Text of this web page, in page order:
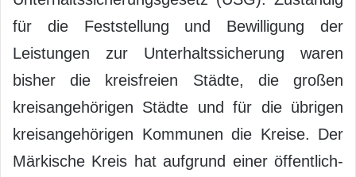
für die Feststellung und Bewilligung der
Leistungen zur Unterhaltssicherung waren
bisher die kreisfreien Städte, die großen
kreisangehörigen Städte und für die übrigen
kreisangehörigen Kommunen die Kreise. Der
Märkische Kreis hat aufgrund einer öffentlich-